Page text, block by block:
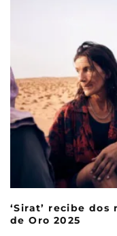
‘Sirat’ recibe
de Oro 2025